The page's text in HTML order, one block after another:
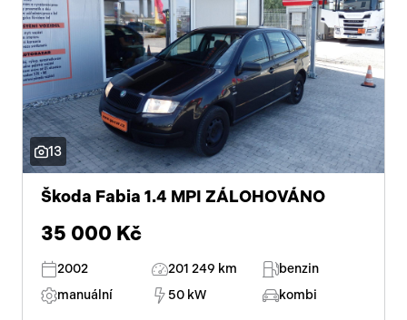
13
Škoda Fabia 1.4 MPI ZÁLOHOVÁNO
35 000 Kč
2002 201 249 km
benzin
manuální
50 kW kombi